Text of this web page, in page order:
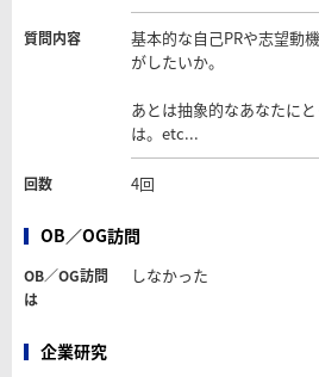
質問内容
基本的な自己PRや志望動
がしたいか。
あとは抽象的なあなたに
は。etc...
回数 4回
OB／OG訪問
OB／OG訪問
は
しなかった
企業研究